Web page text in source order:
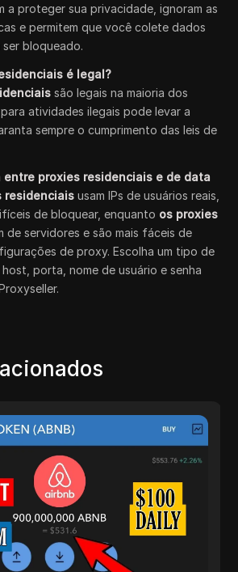
a proteger sua privacidade, ignoram as
e permitem que você colete dados
ser bloqueado.
é legal?
são legais na maioria dos
atividades ilegais pode levar a
sempre o cumprimento das leis de
entre proxies residenciais e de data
residenciais usam IPs de usuários reais,
de bloquear, enquanto os proxies
de servidores e são mais fáceis de
de proxy. Escolha um tipo de
porta, nome de usuário e senha